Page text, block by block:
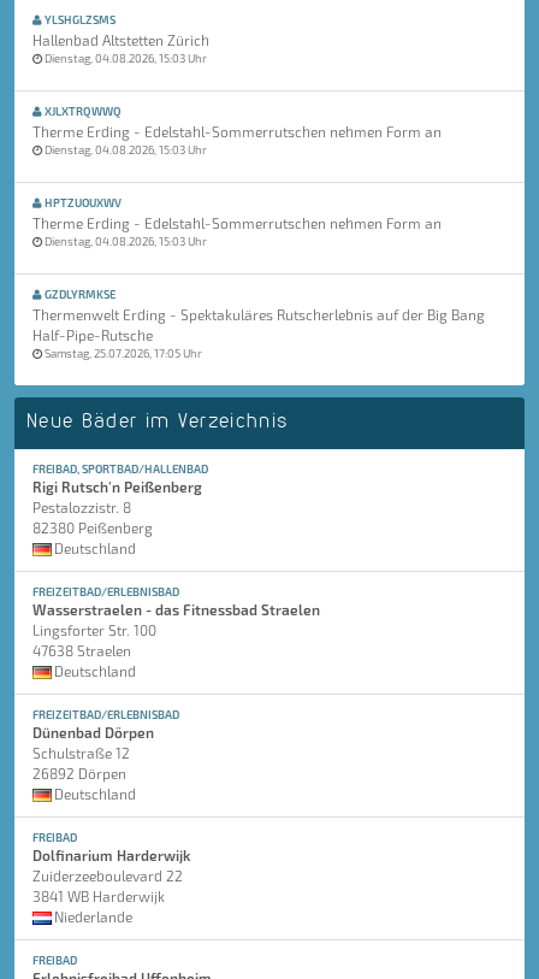
YLSHGLZSMS
Hallenbad Altstetten Zürich
Dienstag, 04.08.2026, 15:03 Uhr
XJLXTRQWWQ
Therme Erding - Edelstahl-Sommerrutschen nehmen Form an
Dienstag, 04.08.2026, 15:03 Uhr
HPTZUOUXWV
Therme Erding - Edelstahl-Sommerrutschen nehmen Form an
Dienstag, 04.08.2026, 15:03 Uhr
GZDLYRMKSE
Thermenwelt Erding - Spektakuläres Rutscherlebnis auf der Big Bang
Half-Pipe-Rutsche
Samstag, 25.07.2026, 17:05 Uhr
Neue Bäder im Verzeichnis
FREIBAD, SPORTBAD/HALLENBAD
Rigi Rutsch'n Peißenberg
Pestalozzistr. 8
82380 Peißenberg
Deutschland
FREIZEITBAD/ERLEBNISBAD
Wasserstraelen - das Fitnessbad Straelen
Lingsforter Str. 100
47638 Straelen
Deutschland
FREIZEITBAD/ERLEBNISBAD
Dünenbad Dörpen
Schulstraße 12
26892 Dörpen
Deutschland
FREIBAD
Dolfinarium Harderwijk
Zuiderzeeboulevard 22
3841 WB Harderwijk
Niederlande
FREIBAD